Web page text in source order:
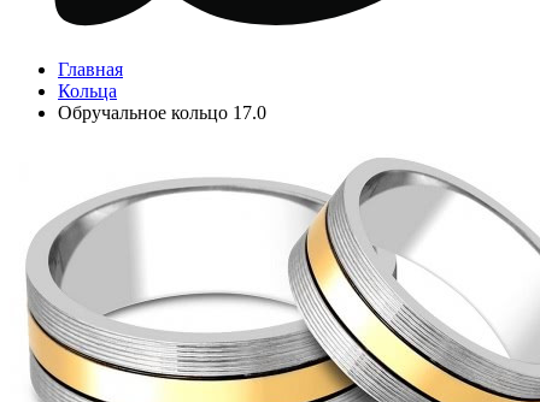
Главная
Кольца
Обручальное кольцо 17.0